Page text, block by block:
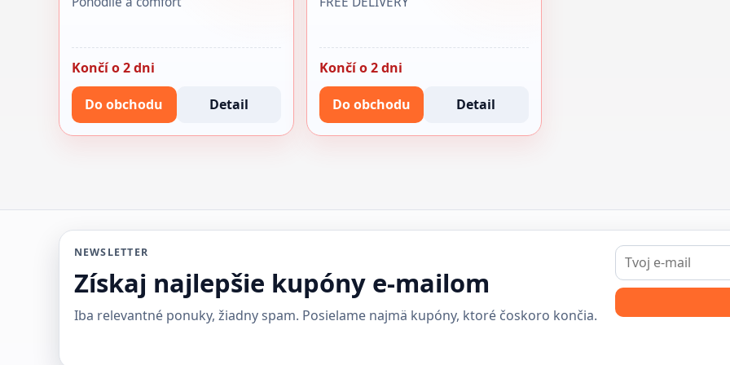
Končí o 2 dni
Do obchodu Detail
Končí o 2 dni
Do obchodu Detail
NEWSLETTER
Získaj najlepšie kupóny e-mailom
Iba relevantné ponuky, žiadny spam. Posielame najmä kupóny, ktoré čoskoro končia.
E-
mail